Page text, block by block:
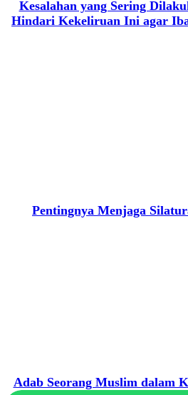
Kesalahan yang Sering
Hindari Kekeliruan Ini agar
Pentingnya Menjaga
Adab Seorang Muslim dalam